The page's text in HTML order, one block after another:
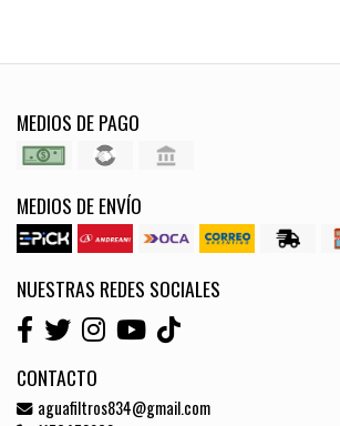
MEDIOS DE PAGO
MEDIOS DE ENVÍO
NUESTRAS REDES SOCIALES
CONTACTO
aguafiltros834@gmail.com